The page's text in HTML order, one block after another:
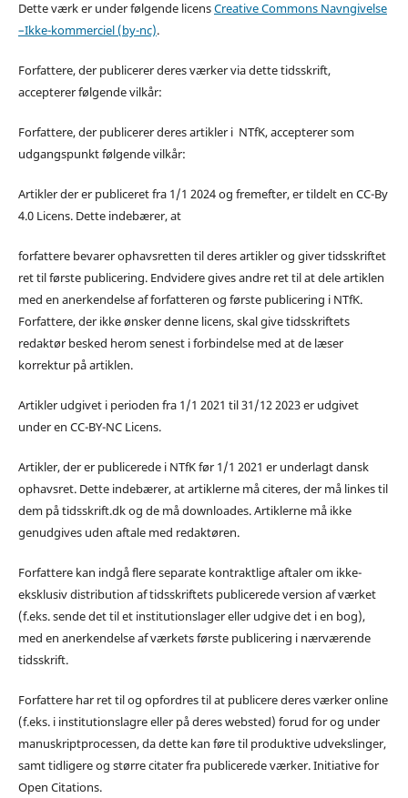
Dette værk er under følgende licensCreative Commons Navngivelse
–Ikke-kommerciel (by-nc).
Forfattere, der publicerer deres værker via dette tidsskrift,
accepterer følgende vilkår:
Forfattere, der publicerer deres artikler i NTfK, accepterer som
udgangspunkt følgende vilkår:
Artikler der er publiceret fra 1/1 2024 og fremefter, er tildelt en CC-By
4.0 Licens. Dette indebærer, at
forfattere bevarer ophavsretten til deres artikler og giver tidsskriftet
ret til første publicering. Endvidere gives andre ret til at dele artiklen
med en anerkendelse af forfatteren og første publicering i NTfK.
Forfattere, der ikke ønsker denne licens, skal give tidsskriftets
redaktør besked herom senest i forbindelse med at de læser
korrektur på artiklen.
Artikler udgivet i perioden fra 1/1 2021 til 31/12 2023 er udgivet
under en CC-BY-NC Licens.
Artikler, der er publicerede i NTfK før 1/1 2021 er underlagt dansk
ophavsret. Dette indebærer, at artiklerne må citeres, der må linkes til
dem på tidsskrift.dk og de må downloades. Artiklerne må ikke
genudgives uden aftale med redaktøren.
Forfattere kan indgå flere separate kontraktlige aftaler om ikke-
eksklusiv distribution af tidsskriftets publicerede version af værket
(f.eks. sende det til et institutionslager eller udgive det i en bog),
med en anerkendelse af værkets første publicering i nærværende
tidsskrift.
Forfattere har ret til og opfordres til at publicere deres værker online
(f.eks. i institutionslagre eller på deres websted) forud for og under
manuskriptprocessen, da dette kan føre til produktive udvekslinger,
samt tidligere og større citater fra publicerede værker. Initiative for
Open Citations.